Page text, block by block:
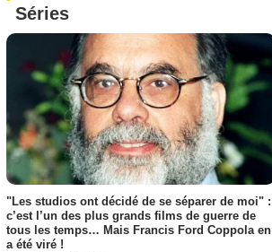
Séries
"Les studios ont décidé de se séparer de moi" :
c’est l’un des plus grands films de guerre de
tous les temps… Mais Francis Ford Coppola en
a été viré !